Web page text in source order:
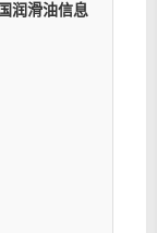
润滑油信息